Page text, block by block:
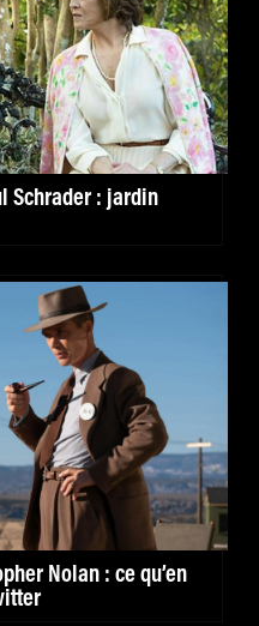
Schrader : jardin
Nolan : ce qu’en